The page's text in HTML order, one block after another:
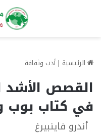
الرئيسية | أدب وثقافة
القصص الأشد
في كتاب بوب
أندرو فاينبيرغ